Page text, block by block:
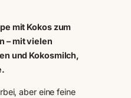
mit Kokos zum
– mit vielen
und Kokosmilch,
aber eine feine